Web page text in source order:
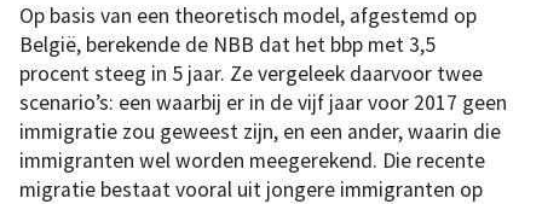
Op basis van een theoretisch model, afgestemd op
België, berekende de NBB dat het bbp met 3,5
procent steeg in 5 jaar. Ze vergeleek daarvoor twee
scenario’s: een waarbij er in de vijf jaar voor 2017 geen
immigratie zou geweest zijn, en een ander, waarin die
immigranten wel worden meegerekend. Die recente
migratie bestaat vooral uit jongere immigranten op